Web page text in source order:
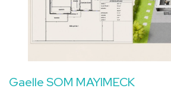
Gaelle SOM MAYIMECK